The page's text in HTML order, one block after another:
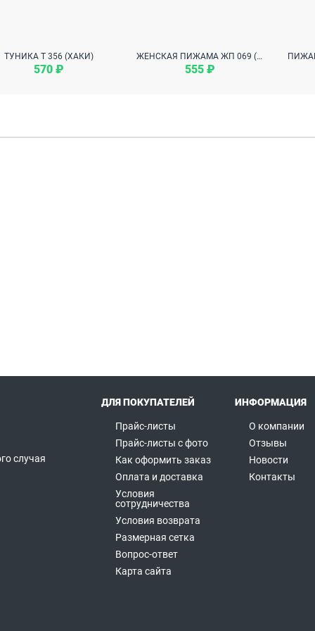
ТУНИКА Т 356 (ХАКИ)
570 ₽
ЖЕНСКАЯ ПИЖАМА ЖП 069 (МИШКИ НА ГОРЧИЧНОМ)
555 ₽
случая
ДЛЯ ПОКУПАТЕЛЕЙ
Прайс-листы
Прайс-листы с фото
Как оформить заказ
Оплата и доставка
Условия
сотрудничества
Условия возврата
Размерная сетка
Вопрос-ответ
Карта сайта
ИНФОРМАЦИЯ
О компании
Отзывы
Новости
Контакты